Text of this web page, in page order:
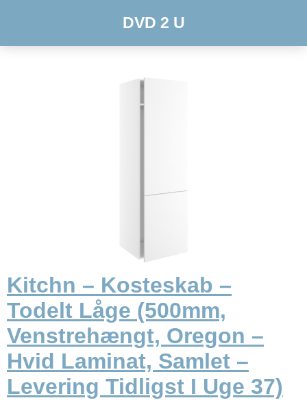
DVD 2 U
Kitchn – Kosteskab –
Todelt Låge (500mm,
Venstrehængt, Oregon –
Hvid Laminat, Samlet –
Levering Tidligst I Uge 37)